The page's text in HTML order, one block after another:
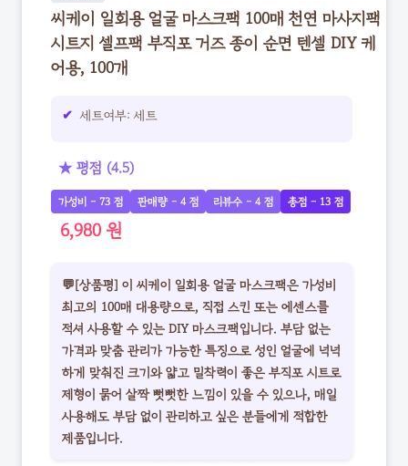
씨케이 일회용 얼굴 마스크팩 100매 천연 마사지팩
시트지 셀프팩 부직포 거즈 종이 순면 텐셀 DIY 케
어용, 100개
세트여부: 세트
★ 평점 (4.5)
가성비 - 73 점 판매량 - 4 점 리뷰수 - 4 점 총점 - 13 점
6,980 원
💬[상품평] 이 씨케이 일회용 얼굴 마스크팩은 가성비
최고의 100매 대용량으로, 직접 스킨 또는 에센스를
적셔 사용할 수 있는 DIY 마스크팩입니다. 부담 없는
가격과 맞춤 관리가 가능한 특징으로 성인 얼굴에 넉넉
하게 맞춰진 크기와 얇고 밀착력이 좋은 부직포 시트로
제형이 묽어 살짝 뻣뻣한 느낌이 있을 수 있으나, 매일
사용해도 부담 없이 관리하고 싶은 분들에게 적합한
제품입니다.